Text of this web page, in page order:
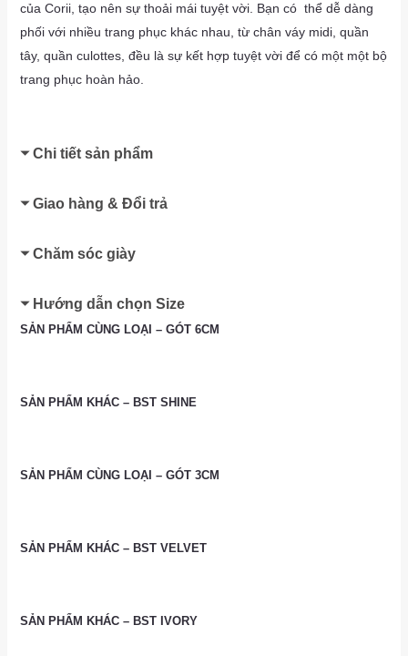
của Corii, tạo nên sự thoải mái tuyệt vời. Bạn có thể dễ dàng
phối với nhiều trang phục khác nhau, từ chân váy midi, quần
tây, quần culottes, đều là sự kết hợp tuyệt vời để có một một bộ
trang phục hoàn hảo.
Chi tiết sản phẩm
Giao hàng & Đổi trả
Chăm sóc giày
Hướng dẫn chọn Size
SẢN PHẨM CÙNG LOẠI – GÓT 6CM
SẢN PHẨM KHÁC – BST SHINE
SẢN PHẨM CÙNG LOẠI – GÓT 3CM
SẢN PHẨM KHÁC – BST VELVET
SẢN PHẨM KHÁC – BST IVORY